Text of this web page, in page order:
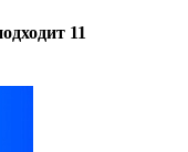
11